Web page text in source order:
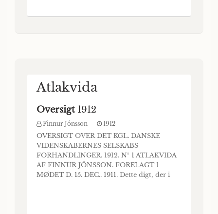
nordiske landes navne af en forholdsvis ung
Atlakvida
Oversigt 1912
Finnur Jónsson 1912
OVERSIGT OVER DET KGL. DANSKE
VIDENSKABERNES SELSKABS
FORHANDLINGER. 1912. N° 1 ATLAKVIDA
AF FINNUR JÓNSSON. FORELAGT 1
MØDET D. 15. DEC.. 1911. Dette digt, der i